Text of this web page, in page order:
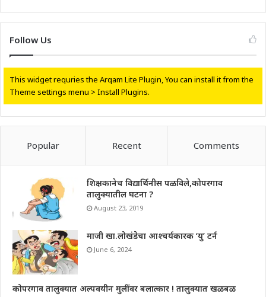
Follow Us
This widget requries the Arqam Lite Plugin, You can install it from the
Theme settings menu > Install Plugins.
Popular Recent Comments
शिक्षकानेच विद्यार्थिनीस पळविले,कोपरगाव
तालुक्यातील घटना ?
August 23, 2019
माजी खा.लोखंडेचा आश्चर्यकारक ‘यु’ टर्न
June 6, 2024
कोपरगाव तालुक्यात अल्पवयीन मुलींवर बलात्कार ! तालुक्यात खळबळ